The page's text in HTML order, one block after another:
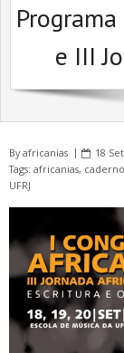
e III
Byafricanias 18
Tags: africanias, caderno
UFRJ